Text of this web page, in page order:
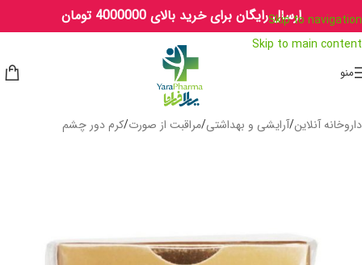
Skip to navigation
Skip to main content
ارسال رایگان برای خرید بالای 4000000 تومان
منو
داروخانه آنلاین/آرایشی و بهداشتی/مراقبت از صورت/کرم دور چشم